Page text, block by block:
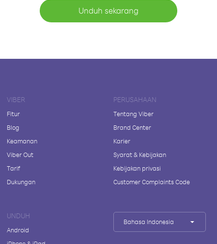
Unduh sekarang
VIBER
Fitur
Blog
Keamanan
Viber Out
Tarif
Dukungan
PERUSAHAAN
Tentang Viber
Brand Center
Karier
Syarat & Kebijakan
Kebijakan privasi
Customer Complaints Code
UNDUH
Android
Bahasa Indonesia